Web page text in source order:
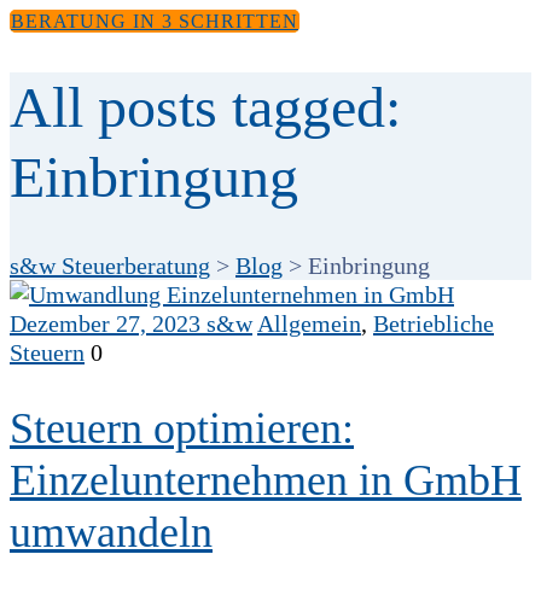
BERATUNG IN 3 SCHRITTEN
All posts tagged:
Einbringung
s&w Steuerberatung > Blog > Einbringung
Dezember 27, 2023 s&w Allgemein, Betriebliche
Steuern 0
Steuern optimieren:
Einzelunternehmen in GmbH
umwandeln